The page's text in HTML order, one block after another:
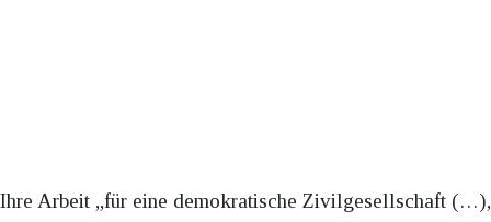
Ihre Arbeit „für eine demokratische Zivilgesellschaft (…),